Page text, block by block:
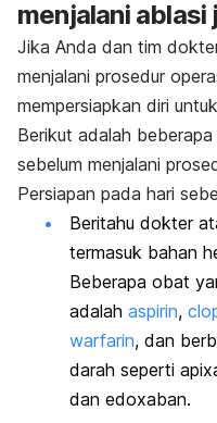
menjalani ablasi
Jika Anda dan tim
menjalani prosedur
mempersiapkan diri
Berikut adalah
sebelum menjalani
Persiapan pada hari
Beritahu dokter
termasuk bahan
Beberapa obat
adalah aspirin,
warfarin, dan
darah seperti
dan edoxaban.